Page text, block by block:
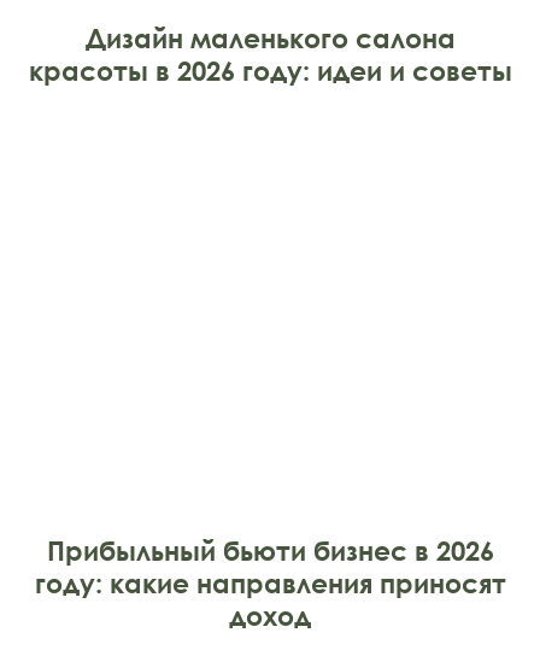
Дизайн маленького салона
красоты в 2026 году: идеи и советы
Прибыльный бьюти бизнес в 2026
году: какие направления приносят
доход